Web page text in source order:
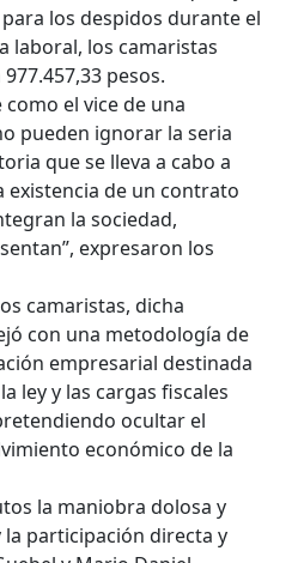
los despidos durante el
laboral, los camaristas
pesos.
el vice de una
pueden ignorar la seria
que se lleva a cabo a
existencia de un contrato
la sociedad,
expresaron los
camaristas, dicha
con una metodología de
empresarial destinada
ley y las cargas fiscales
ocultar el
económico de la
la maniobra dolosa y
la participación directa y